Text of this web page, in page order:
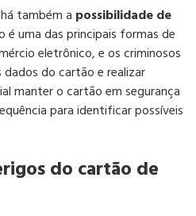
também a possibilidade de
é uma das principais formas de
eletrônico, e os criminosos
do cartão e realizar
manter o cartão em segurança
para identificar possíveis
do cartão de